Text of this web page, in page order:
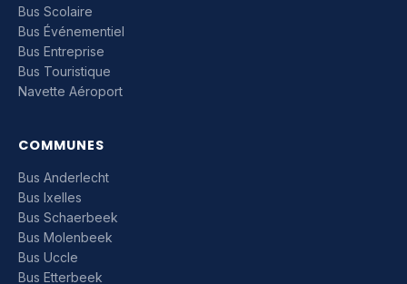
Bus Scolaire
Bus Événementiel
Bus Entreprise
Bus Touristique
Navette Aéroport
COMMUNES
Bus Anderlecht
Bus Ixelles
Bus Schaerbeek
Bus Molenbeek
Bus Uccle
Bus Etterbeek